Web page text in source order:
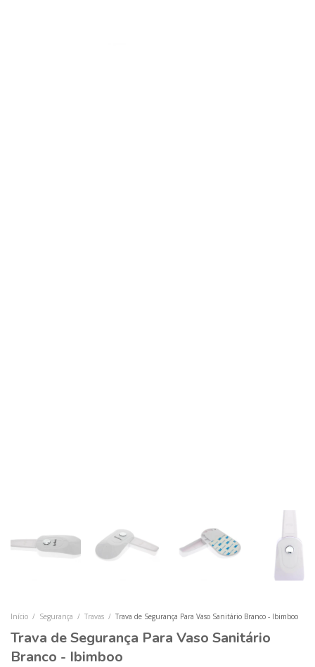
Início / Segurança / Travas / Trava de Segurança Para Vaso Sanitário Branco - Ibimboo
Trava de Segurança Para Vaso Sanitário
Branco - Ibimboo